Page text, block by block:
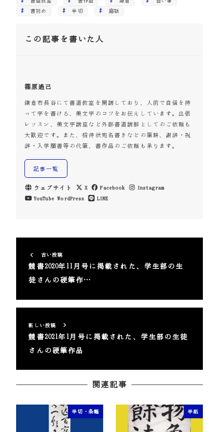
書初め 半切 扁額
この記事を書いた人
篠原遙己
鎌倉市長谷にて書道教室を開講しており、人前で自信を持
って字を書ける、美文字のコツをお伝えしています。出張
レッスン、美文字講座など外部書道講師としてのご依頼も
大歓迎です。また、招待状宛名書きなどの筆耕、謝辞・祝
辞・入学願書等の代筆、書作品のご依頼も承ります。
記事一覧
ウェブサイト X Facebook
Instagram
YouTube WordPress LINE
古い投稿
競書2020年11月号に掲載された、学生部の生
徒さんの硬筆作…
新しい投稿
競書2021年1月号に掲載された、学生部の生徒
さんの硬筆作品
関連記事
半切・条幅 半紙